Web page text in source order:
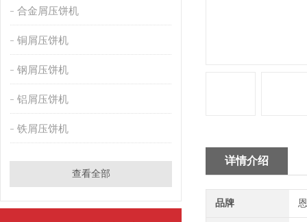
合金屑压饼机
铜屑压饼机
钢屑压饼机
铝屑压饼机
铁屑压饼机
查看全部
详情介绍
品牌